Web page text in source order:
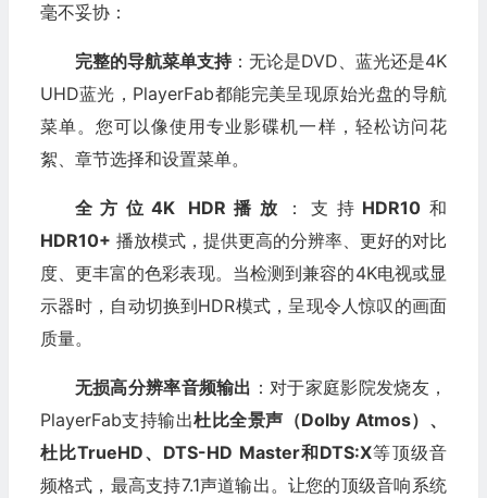
毫不妥协：
完整的导航菜单支持：无论是DVD、蓝光还是4K
UHD蓝光，PlayerFab都能完美呈现原始光盘的导航
菜单。您可以像使用专业影碟机一样，轻松访问花
絮、章节选择和设置菜单。
全方位4K HDR播放 ：支持 HDR10 和
HDR10+ 播放模式，提供更高的分辨率、更好的对比
度、更丰富的色彩表现。当检测到兼容的4K电视或显
示器时，自动切换到HDR模式，呈现令人惊叹的画面
质量。
无损高分辨率音频输出 ：对于家庭影院发烧友，
PlayerFab支持输出杜比全景声（Dolby Atmos）、
杜比TrueHD、DTS-HD Master和DTS:X等顶级音
频格式，最高支持7.1声道输出。让您的顶级音响系统